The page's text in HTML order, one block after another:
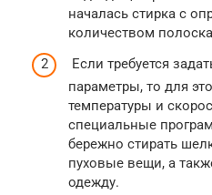
началась стирка с
количеством
Если требуется
параметры, то для
температуры и
специальные
бережно стирать
пуховые вещи, а
одежду.